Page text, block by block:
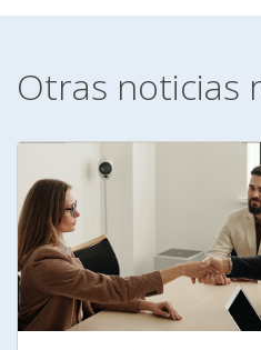
Otras noticias